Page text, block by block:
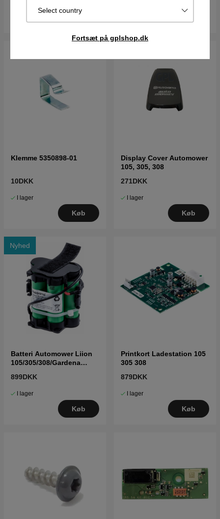
Select country
Fortsæt på gplshop.dk
Klemme 5350898-01
10DKK
I lager
Køb
Display Cover Automower
105, 305, 308
271DKK
I lager
Køb
Nyhed
Batteri Automower Liion
105/305/308/Gardena
899DKK
I lager
Køb
Printkort Ladestation 105
305 308
879DKK
I lager
Køb